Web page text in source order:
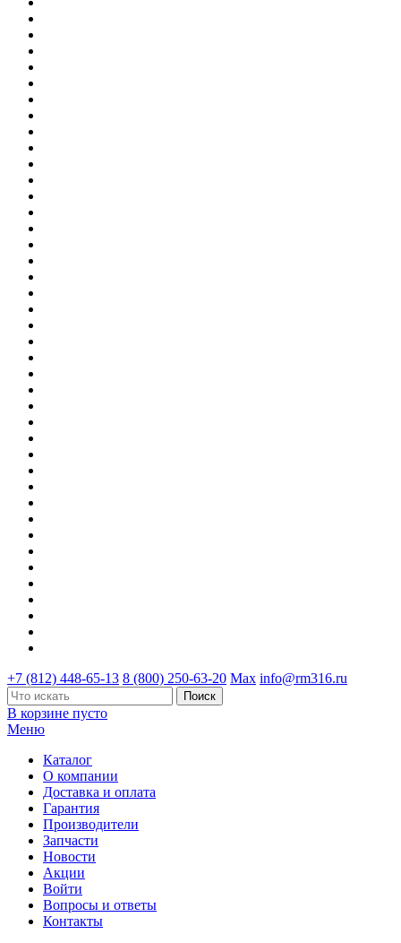
+7 (812) 448-65-13 8 (800) 250-63-20 Max info@rm316.ru
В корзине пусто
Меню
Каталог
О компании
Доставка и оплата
Гарантия
Производители
Запчасти
Новости
Акции
Войти
Вопросы и ответы
Контакты